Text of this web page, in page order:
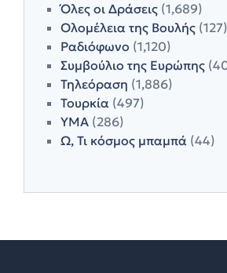
Όλες οι Δράσεις (1,689)
Ολομέλεια της Βουλής (127)
Ραδιόφωνο (1,120)
Συμβούλιο της Ευρώπης
Τηλεόραση (1,886)
Τουρκία (497)
ΥΜΑ (286)
Ω, Τι κόσμος μπαμπά (44)